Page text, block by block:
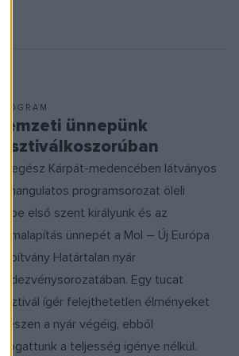
PROGRAM
Nemzeti ünnepünk
fesztiválkoszorúban
Az egész Kárpát-medencében látványos
és hangulatos programsorozat öleli
körbe első szent királyunk és az
államalapítás ünnepét a Mol – Új Európa
Alapítvány Határtalan nyár
rendezvénysorozatában. Egy tucat
fesztivál ígér felejthetetlen élményeket
egészen a nyár végéig, ebből
válogattunk a teljesség igénye nélkül.